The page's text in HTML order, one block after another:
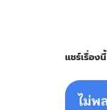
แชร์เรื่องนี้